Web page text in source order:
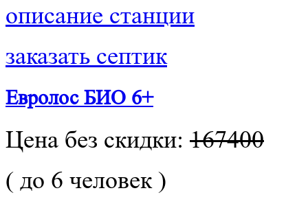
описание станции
заказать септик
Евролос БИО 6+
Цена без скидки: 167400
( до 6 человек )